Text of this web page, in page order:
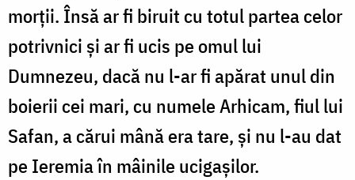
morții. Însă ar fi biruit cu totul partea celor
potrivnici și ar fi ucis pe omul lui
Dumnezeu, dacă nu l-ar fi apărat unul din
boierii cei mari, cu numele Arhicam, fiul lui
Safan, a cărui mână era tare, și nu l-au dat
pe Ieremia în mâinile ucigașilor.